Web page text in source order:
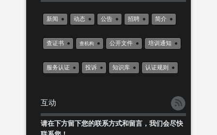
新闻 动态 公告 招聘 简介
查证书 查机构 公开文件 培训通知
服务认证 投诉 知识库 认证规则
互动
请在下方留下您的联系方式和留言，我们会尽快